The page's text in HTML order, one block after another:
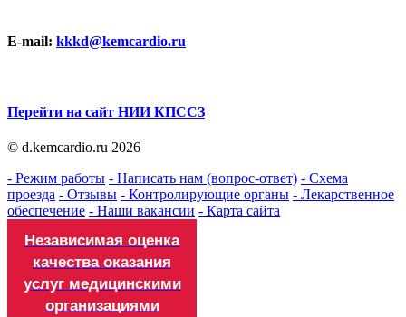
E-mail: kkkd@kemcardio.ru
Перейти на сайт НИИ КПССЗ
© d.kemcardio.ru 2026
- Режим работы - Написать нам (вопрос-ответ) - Схема
проезда - Отзывы - Контролирующие органы - Лекарственное
обеспечение - Наши вакансии - Карта сайта
Независимая оценка
качества оказания
услуг медицинскими
организациями